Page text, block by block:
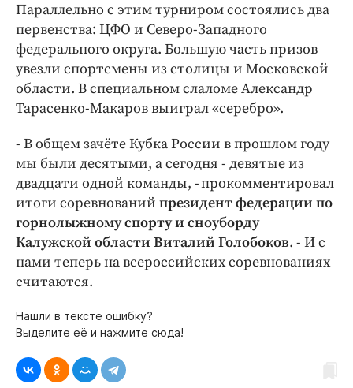
Параллельно с этим турниром состоялись два
первенства: ЦФО и Северо-Западного
федерального округа. Большую часть призов
увезли спортсмены из столицы и Московской
области. В специальном слаломе Александр
Тарасенко-Макаров выиграл «серебро».
- В общем зачёте Кубка России в прошлом году
мы были десятыми, а сегодня - девятые из
двадцати одной команды, - прокомментировал
итоги соревнований президент федерации по
горнолыжному спорту и сноуборду
Калужской области Виталий Голобоков. - И с
нами теперь на всероссийских соревнованиях
считаются.
Нашли в тексте ошибку?
Выделите её и нажмите сюда!